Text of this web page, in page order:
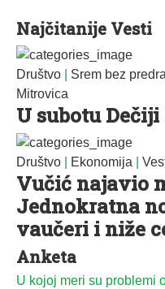
Najčitanije Vesti
Društvo Srem bez
Mitrovica
U subotu
Društvo Ekonomija
Vučić najavio
Jednokratna
vaučeri i niže
Anketa
U kojoj meri su problemi